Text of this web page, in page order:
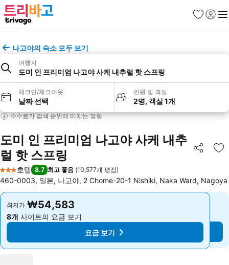
즐겨찾기
로그인
메
나고야의 숙소 모두 보기
여행지
도미 인 프리미엄 나고야 사케 내추럴 핫 스프링
체크인/체크아웃
날짜 선택
인원 및 객실
2명, 객실 1개
수수료가 검색 순위에 미치는 영향
도미 인 프리미엄 나고야 사케 내추
럴 핫 스프링
공유 즐
3 성급
호텔 8.7 최고 좋음 (10,577개 평점)
460-0003, 일본, 나고야, 2 Chome-20-1 Nishiki, Naka Ward, Nagoya
최저가 ₩54,583
8개 사이트의 요금 보기
요금 보기
최저가 ₩54,583
8개 사이트의 요금 보기
요금 보기